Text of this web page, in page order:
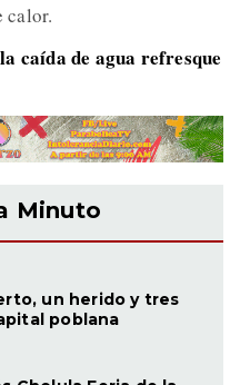
calor.
caída de agua refresque
Minuto
un herido y tres
poblana